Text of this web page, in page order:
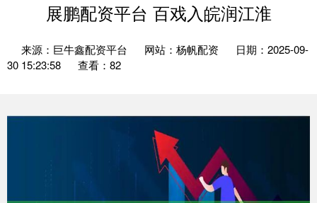
展鹏配资平台 百戏入皖润江淮
来源：巨牛鑫配资平台 网站：杨帆配资
日期：2025-09-
30 15:23:58
查看：82